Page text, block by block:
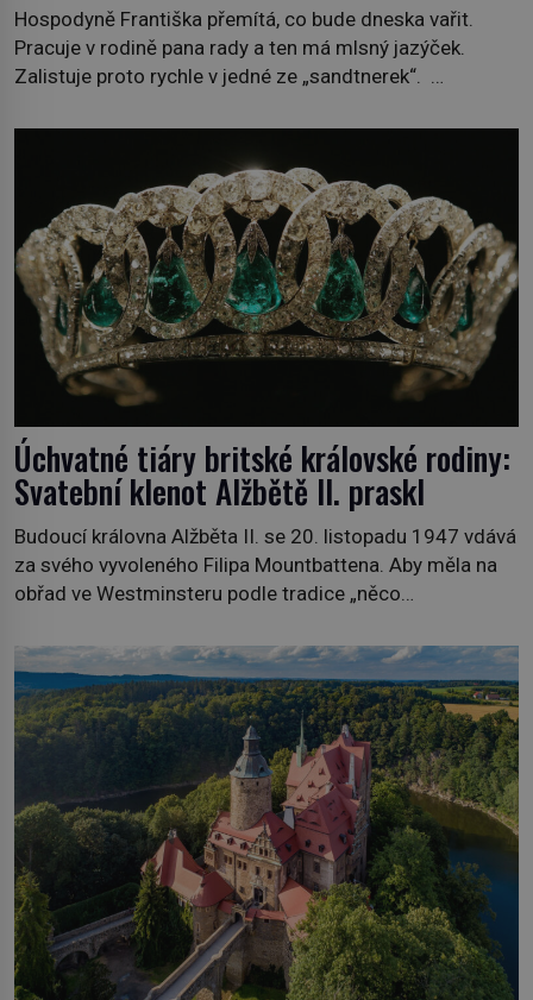
Hospodyně Františka přemítá, co bude dneska vařit.
Pracuje v rodině pana rady a ten má mlsný jazýček.
Zalistuje proto rychle v jedné ze „sandtnerek“.
povzdechne si směrem ke služce, kterou má v kuchyni k
ruce. Ještě v prvních letech nové republiky fungoval kvůli
nedostatku zboží přídělový systém. […]
Úchvatné tiáry britské královské rodiny:
Svatební klenot Alžbětě II. praskl
Budoucí královna Alžběta II. se 20. listopadu 1947 vdává
za svého vyvoleného Filipa Mountbattena. Aby měla na
obřad ve Westminsteru podle tradice „něco
soukromé kolekce – diamantovou tiáru královny Marie.
„Je to ošklivá špičatá tiára,“ zhodnotil klenot britský
politik Sir Henry Channon (1897–1958), když si […]